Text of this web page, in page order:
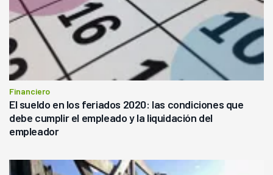
Financiero
El sueldo en los feriados 2020: las condiciones que
debe cumplir el empleado y la liquidación del
empleador